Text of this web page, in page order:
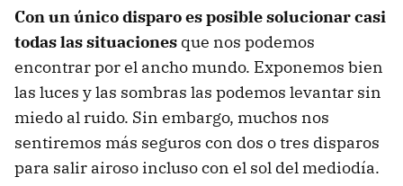
Con un único disparo es posible solucionar casi
todas las situaciones que nos podemos
encontrar por el ancho mundo. Exponemos bien
las luces y las sombras las podemos levantar sin
miedo al ruido. Sin embargo, muchos nos
sentiremos más seguros con dos o tres disparos
para salir airoso incluso con el sol del mediodía.